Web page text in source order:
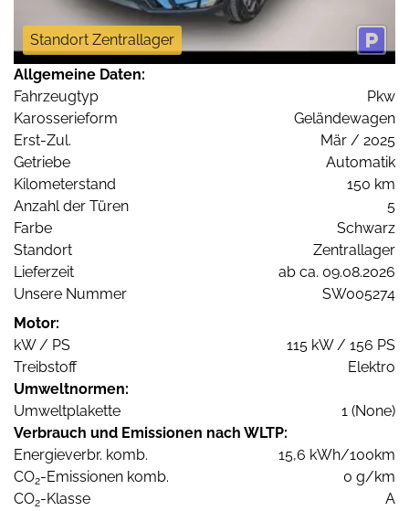
Standort Zentrallager
Allgemeine Daten:
Fahrzeugtyp
Pkw
Karosserieform
Geländewagen
Erst-Zul.
Mär / 2025
Getriebe
Automatik
Kilometerstand
150 km
Anzahl der Türen
5
Farbe
Schwarz
Standort
Zentrallager
Lieferzeit
ab ca. 09.08.2026
Unsere Nummer
SW005274
Motor:
kW / PS
115 kW / 156 PS
Treibstoff
Elektro
Umweltnormen:
Umweltplakette
1 (None)
Verbrauch und Emissionen nach WLTP:
Energieverbr. komb.
15,6 kWh/100km
CO2-Emissionen komb.
0 g/km
CO2-Klasse A